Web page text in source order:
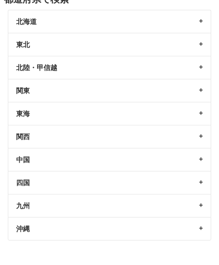
北海道
東北
北陸・甲信越
関東
東海
関西
中国
四国
九州
沖縄